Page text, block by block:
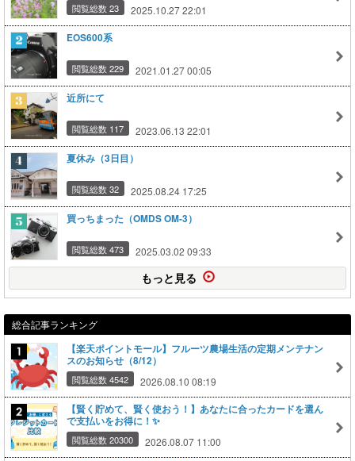
閲覧総数 23 2025.10.27 22:01
EOS600系
閲覧総数 229 2021.01.27 00:05
近所にて
閲覧総数 117 2023.06.13 22:01
夏休み（3日目）
閲覧総数 32 2025.08.24 17:25
買っちまった（OMDS OM-3）
閲覧総数 473 2025.03.02 09:33
もっと見る
総合記事ランキング
【楽天ポイントモール】フルーツ農場生活の定期メンテナン
スのお知らせ（8/12）
閲覧総数 4542 2026.08.10 08:19
【賢く貯めて、賢く使おう！】あなたに合ったカードを選ん
で支払いをお得に！✨
閲覧総数 20300 2026.08.07 11:00